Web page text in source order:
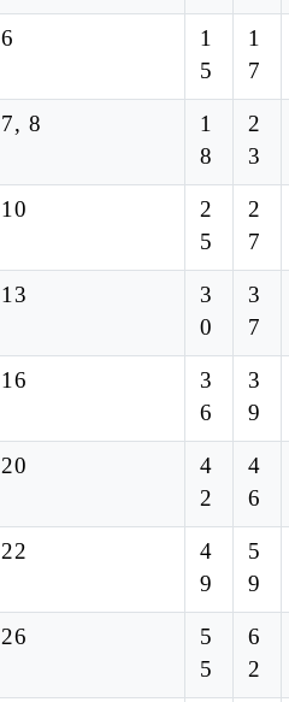
6
1
5
1
7
7, 8
1
8
2
3
10
2
5
2
7
13
3
0
3
7
16
3
6
3
9
20
4
2
4
6
22
4
9
5
9
26
5
5
6
2